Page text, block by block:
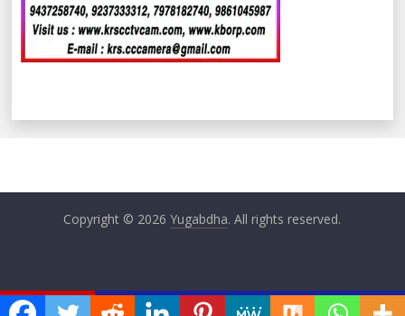
Copyright © 2026Yugabdha. All rights reserved.
ଏବେ ଏବେବିରଞ୍ଚିପୁର ସରପଞ୍ଚ ଅବସରପ୍ରାପ୍ତ ଆଦର୍ଶ ଶିକ୍ଷକ